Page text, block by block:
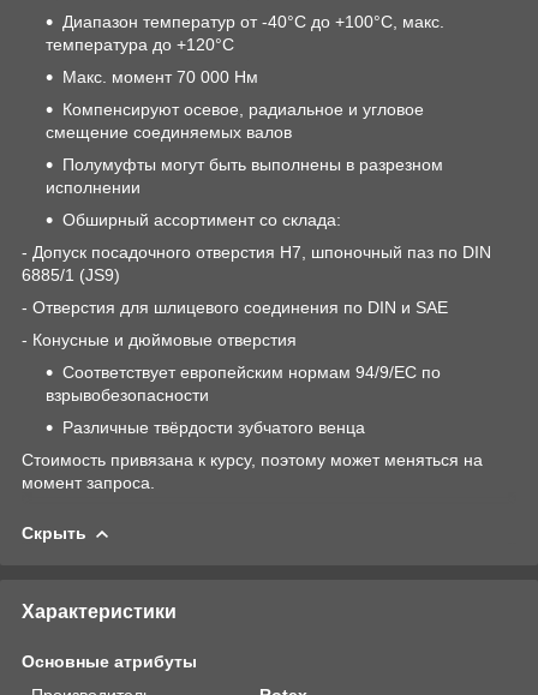
Диапазон температур от -40°C до +100°C, макс.
температура до +120°C
Макс. момент 70 000 Нм
Компенсируют осевое, радиальное и угловое
смещение соединяемых валов
Полумуфты могут быть выполнены в разрезном
исполнении
Обширный ассортимент со склада:
- Допуск посадочного отверстия H7, шпоночный паз по DIN
6885/1 (JS9)
- Отверстия для шлицевого соединения по DIN и SAE
- Конусные и дюймовые отверстия
Соответствует европейским нормам 94/9/ЕС по
взрывобезопасности
Различные твёрдости зубчатого венца
Стоимость привязана к курсу, поэтому может меняться на
момент запроса.
Скрыть
Характеристики
Основные атрибуты